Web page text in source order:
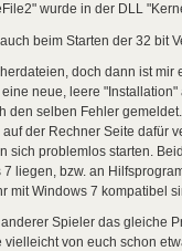
wurde in der DLL
beim Starten der 32 bit
doch dann ist
neue, leere
den selben Fehler
der Rechner Seite dafür
sich problemlos starten.
liegen, bzw. an
mit Windows 7 kompatibel
Spieler das gleiche
von euch schon